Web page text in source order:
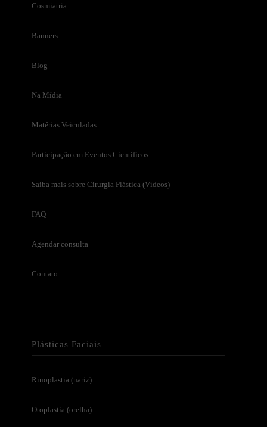
Cosmiatria
Banners
Blog
Na Mídia
Matérias Veiculadas
Participação em Eventos Científicos
Saiba mais sobre Cirurgia Plástica (Vídeos)
FAQ
Agendar consulta
Contato
Plásticas Faciais
Rinoplastia (nariz)
Otoplastia (orelha)